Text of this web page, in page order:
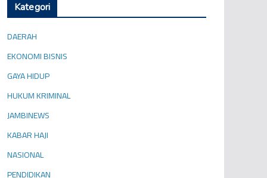
Kategori
DAERAH
EKONOMI BISNIS
GAYA HIDUP
HUKUM KRIMINAL
JAMBINEWS
KABAR HAJI
NASIONAL
PENDIDIKAN